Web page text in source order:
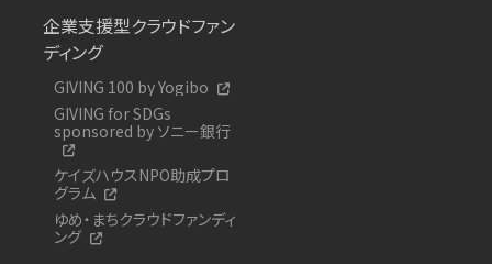
企業支援型クラウドファン
ディング
GIVING 100 by Yogibo
GIVING for SDGs
sponsored by ソニー銀行
ケイズハウスNPO助成プロ
グラム
ゆめ・まちクラウドファンディ
ング